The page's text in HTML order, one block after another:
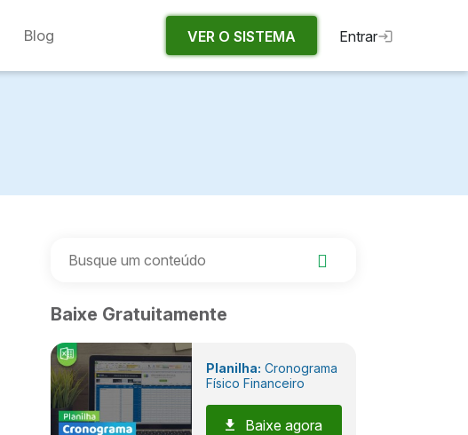
Blog VER O SISTEMA Entrar
Baixe Gratuitamente
Planilha: Cronograma
Físico Financeiro
Baixe agora